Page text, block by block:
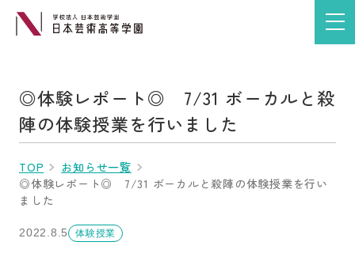
◎体験レポート◎ 7/31 ボーカルと殺
陣の体験授業を行いました
TOP
お知らせ一覧
◎体験レポート◎ 7/31 ボーカルと殺陣の体験授業を行い
ました
2022.8.5 体験授業